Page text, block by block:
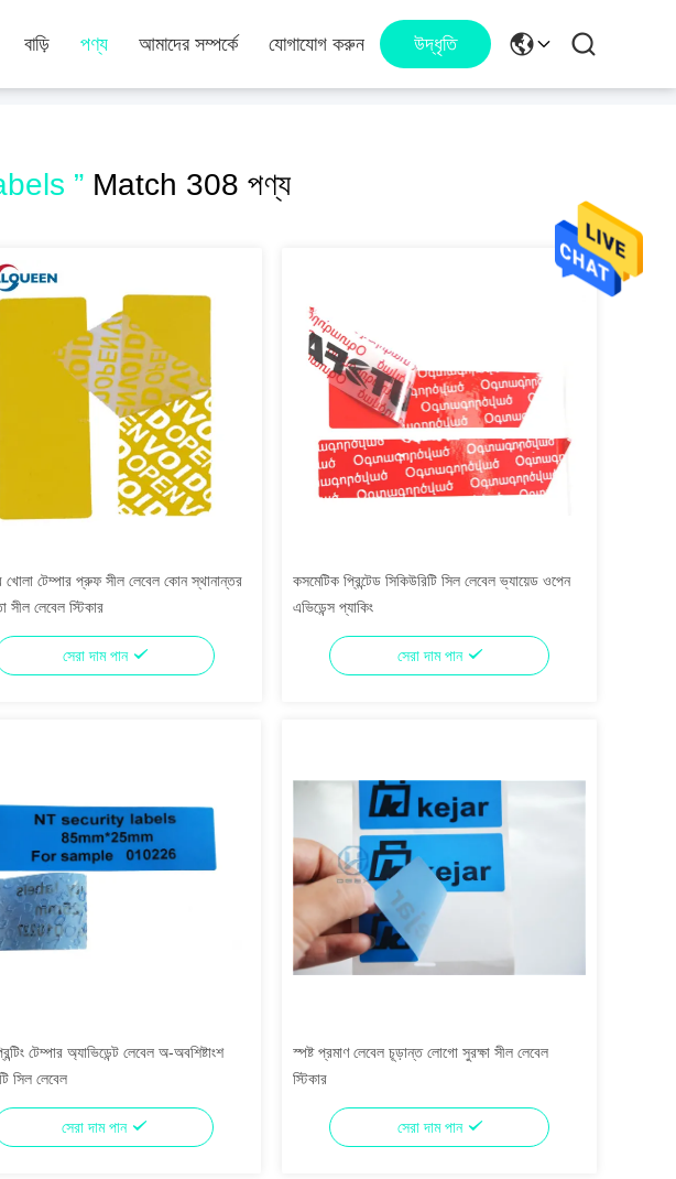
বাড়ি পণ্য আমাদের সম্পর্কে যোগাযোগ করুন উদ্ধৃতি
” Match 308 পণ্য
খোলা টেম্পার প্রুফ সীল লেবেল কোন স্থানান্তর
সীল লেবেল স্টিকার
সেরা দাম পান
কসমেটিক প্রিন্টেড সিকিউরিটি সিল লেবেল ভ্যায়েড ওপেন
এভিডেন্স প্যাকিং
সেরা দাম পান
টেম্পার অ্যাভিডেন্ট লেবেল অ-অবশিষ্টাংশ
সিল লেবেল
সেরা দাম পান
স্পষ্ট প্রমাণ লেবেল চূড়ান্ত লোগো সুরক্ষা সীল লেবেল
স্টিকার
সেরা দাম পান